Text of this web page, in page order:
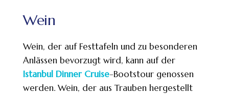
Wein
Wein, der auf Festtafeln und zu besonderen
Anlässen bevorzugt wird, kann auf der
Istanbul Dinner Cruise-Bootstour genossen
werden. Wein, der aus Trauben hergestellt